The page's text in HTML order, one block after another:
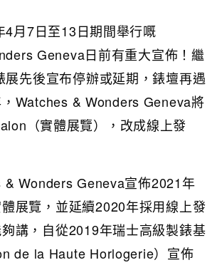
4月7日至13日期間舉行嘅
Geneva日前有重大宣佈！繼
先後宣布停辦或延期，錶壇再遇
，Watches & Wonders Geneva將
（實體展覽），改成線上發
& Wonders Geneva宣佈2021年
展覽，並延續2020年採用線上發
講，自從2019年瑞士高級製錶基
de la Haute Horlogerie）宣佈